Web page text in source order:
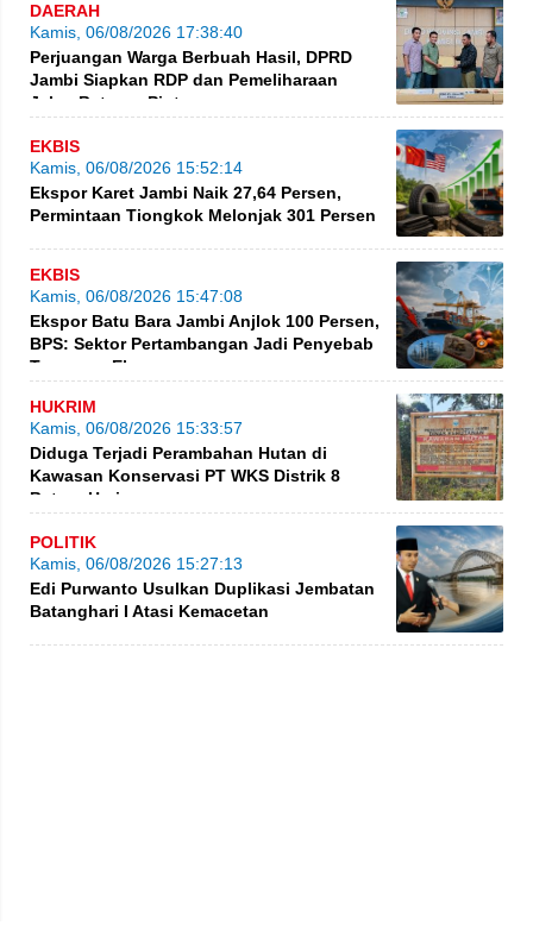
DAERAH
Kamis, 06/08/2026 17:38:40
Perjuangan Warga Berbuah Hasil, DPRD
Jambi Siapkan RDP dan Pemeliharaan
Jalan Betung–Pintas
EKBIS
Kamis, 06/08/2026 15:52:14
Ekspor Karet Jambi Naik 27,64 Persen,
Permintaan Tiongkok Melonjak 301 Persen
EKBIS
Kamis, 06/08/2026 15:47:08
Ekspor Batu Bara Jambi Anjlok 100 Persen,
BPS: Sektor Pertambangan Jadi Penyebab
Turunnya Ekspor
HUKRIM
Kamis, 06/08/2026 15:33:57
Diduga Terjadi Perambahan Hutan di
Kawasan Konservasi PT WKS Distrik 8
BatangHari
POLITIK
Kamis, 06/08/2026 15:27:13
Edi Purwanto Usulkan Duplikasi Jembatan
Batanghari I Atasi Kemacetan